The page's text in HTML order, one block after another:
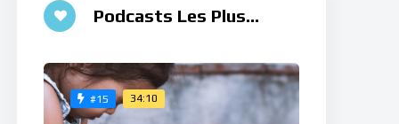
Podcasts Les Plus
#15 34:10